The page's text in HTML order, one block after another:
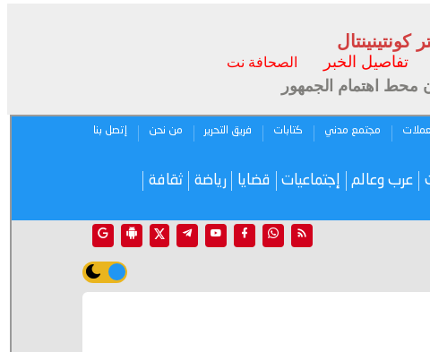
تفاصيل الخبر الصحافة نت
محط اهتمام الجمهور